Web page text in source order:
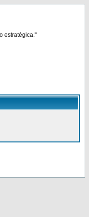
estratégica."